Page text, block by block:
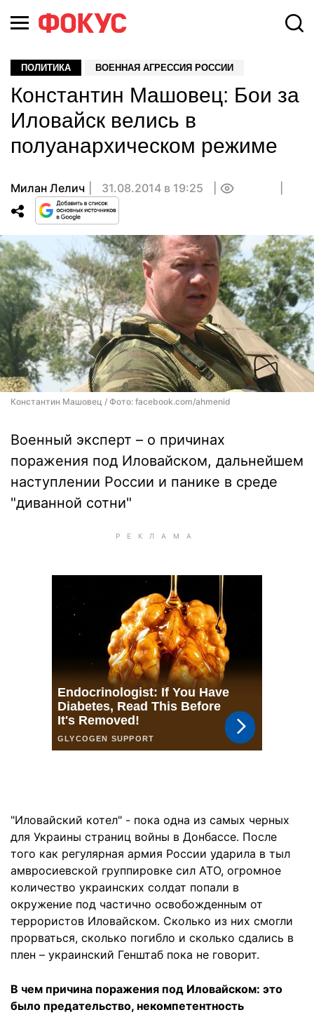
ПОЛИТИКА ВОЕННАЯ АГРЕССИЯ РОССИИ
Константин Машовец: Бои за
Иловайск велись в
полуанархическом режиме
Милан Лелич 31.08.2014 в 19:25
Константин Машовец / Фото: facebook.com/ahmenid
Военный эксперт – о причинах
поражения под Иловайском, дальнейшем
наступлении России и панике в среде
"диванной сотни"
"Иловайский котел" - пока одна из самых черных
для Украины страниц войны в Донбассе. После
того как регулярная армия России ударила в тыл
амвросиевской группировке сил АТО, огромное
количество украинских солдат попали в
окружение под частично освобожденным от
террористов Иловайском. Сколько из них смогли
прорваться, сколько погибло и сколько сдались в
плен – украинский Генштаб пока не говорит.
В чем причина поражения под Иловайском: это
было предательство, некомпетентность